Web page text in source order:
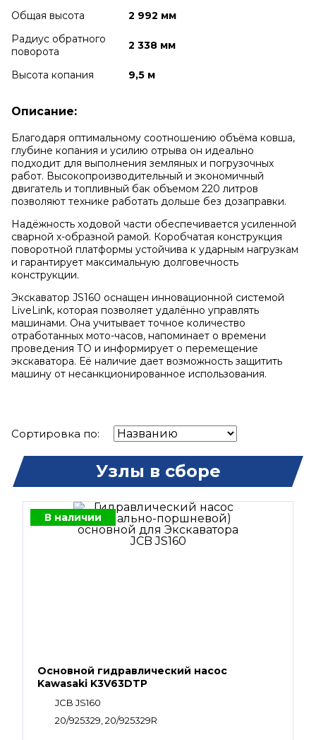
Общая высота
2 992 мм
Радиус обратного
поворота
2 338 мм
Высота копания 9,5 м
Описание:
Благодаря оптимальному соотношению объёма ковша,
глубине копания и усилию отрыва он идеально
подходит для выполнения земляных и погрузочных
работ. Высокопроизводительный и экономичный
двигатель и топливный бак объемом 220 литров
позволяют технике работать дольше без дозаправки.
Надёжность ходовой части обеспечивается усиленной
сварной х-образной рамой. Коробчатая конструкция
поворотной платформы устойчива к ударным нагрузкам
и гарантирует максимальную долговечность
конструкции.
Экскаватор JS160 оснащен инновационной системой
LiveLink, которая позволяет удалённо управлять
машинами. Она учитывает точное количество
отработанных мото-часов, напоминает о времени
проведения ТО и информирует о перемещение
экскаватора. Её наличие дает возможность защитить
машину от несанкционированное использования.
Сортировка по:
Узлы в сборе
В наличии
Основной гидравлический насос
Kawasaki K3V63DTP
JCB JS160
20/925329, 20/925329R